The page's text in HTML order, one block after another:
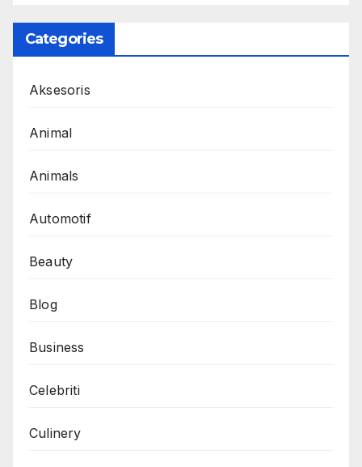
Categories
Aksesoris
Animal
Animals
Automotif
Beauty
Blog
Business
Celebriti
Culinery